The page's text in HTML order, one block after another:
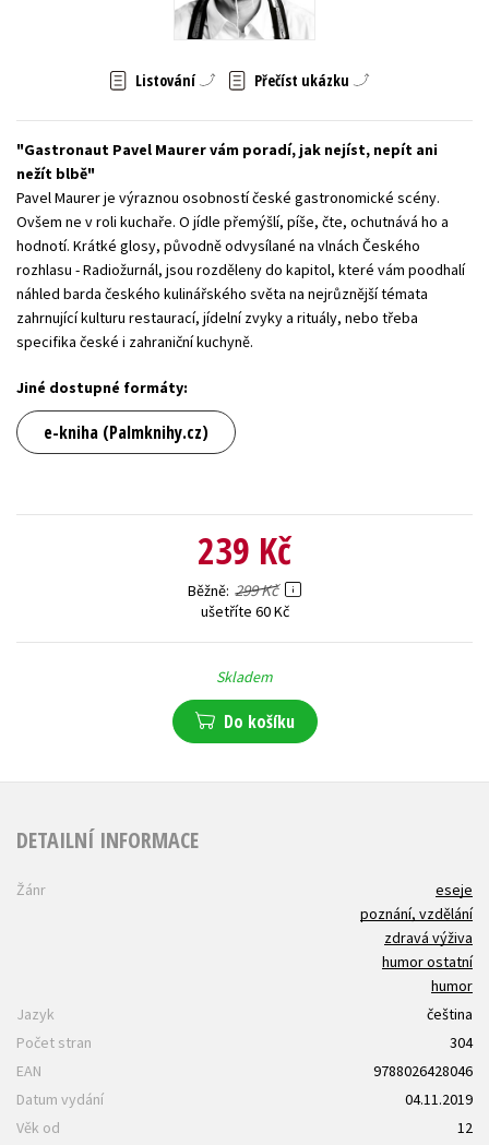
Zahraniční literatura
Všechny tituly
Listování Přečíst ukázku
Gastronaut Pavel Maurer vám poradí, jak nejíst, nepít ani
nežít blbě
Pavel Maurer je výraznou osobností české gastronomické scény.
Ovšem ne v roli kuchaře. O jídle přemýšlí, píše, čte, ochutnává ho a
hodnotí. Krátké glosy, původně odvysílané na vlnách Českého
rozhlasu - Radiožurnál, jsou rozděleny do kapitol, které vám poodhalí
náhled barda českého kulinářského světa na nejrůznější témata
zahrnující kulturu restaurací, jídelní zvyky a rituály, nebo třeba
specifika české i zahraniční kuchyně.
Jiné dostupné formáty:
e-kniha (Palmknihy.cz)
239 Kč
Běžně 299 Kč
ušetříte 60 Kč
Skladem
Do košíku
DETAILNÍ INFORMACE
Žánr
eseje
poznání, vzdělání
zdravá výživa
humor ostatní
humor
Jazyk
čeština
Počet stran
304
EAN
9788026428046
Datum vydání
04.11.2019
Věk od
12